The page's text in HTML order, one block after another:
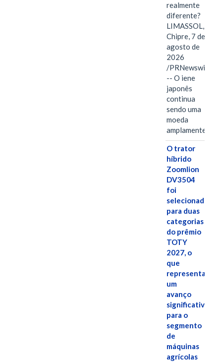
realmente
diferente?
LIMASSOL,
Chipre, 7 de
agosto de
2026
/PRNewswire/
-- O iene
japonês
continua
sendo uma
moeda
amplamente…
O trator
híbrido
Zoomlion
DV3504
foi
selecionado
para duas
categorias
do prêmio
TOTY
2027, o
que
representa
um
avanço
significativo
para o
segmento
de
máquinas
agrícolas